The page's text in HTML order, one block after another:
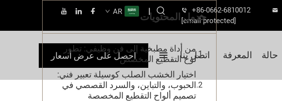
+86-0662-6810012
[email protected]
|
AR
حالة المعرفة اتصل بنا احصل على عرض أسعار
جدول المحتويات
من أداة مطبخية إلى فن وظيفي: تطور
لوح التقطيع المخصص
اختيار الخشب الصلب كوسيلة تعبير فني:
الحبوب، والتباين، والسرد القصصي في
تصميم ألواح التقطيع المخصصة